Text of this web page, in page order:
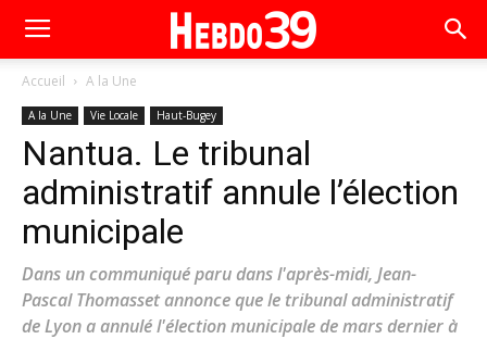
Accueil A la Une
A la Une Vie Locale Haut-Bugey
Nantua. Le tribunal
administratif annule l’élection
municipale
Dans un communiqué paru dans l'après-midi, Jean-
Pascal Thomasset annonce que le tribunal administratif
de Lyon a annulé l'élection municipale de mars dernier à